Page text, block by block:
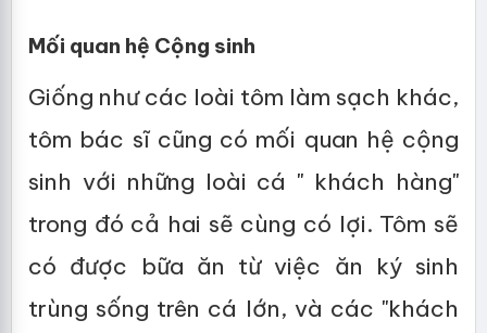
Mối quan hệ Cộng sinh
Giống như các loài tôm làm sạch khác,
tôm bác sĩ cũng có mối quan hệ cộng
sinh với những loài cá " khách hàng"
trong đó cả hai sẽ cùng có lợi. Tôm sẽ
có được bữa ăn từ việc ăn ký sinh
trùng sống trên cá lớn, và các "khách